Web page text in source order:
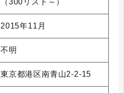
（300リスト～）
2015年11月
不明
東京都港区南青山2-2-15